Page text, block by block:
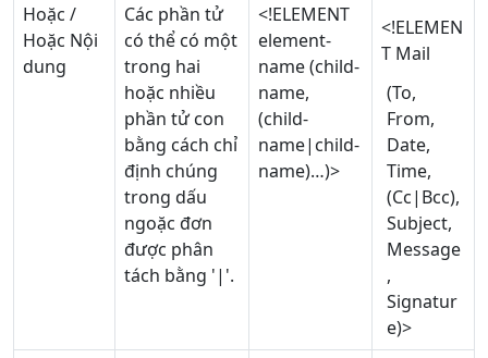
Hoặc /
Hoặc Nội
dung
Các phần tử
có thể có một
trong hai
hoặc nhiều
phần tử con
bằng cách chỉ
định chúng
trong dấu
ngoặc đơn
được phân
tách bằng '|'.
<!ELEMENT
element-
name (child-
name,
(child-
name|child-
name)…)>
<!ELEMEN
T Mail
(To,
From,
Date,
Time,
(Cc|Bcc),
Subject,
Message
,
Signatur
e)>